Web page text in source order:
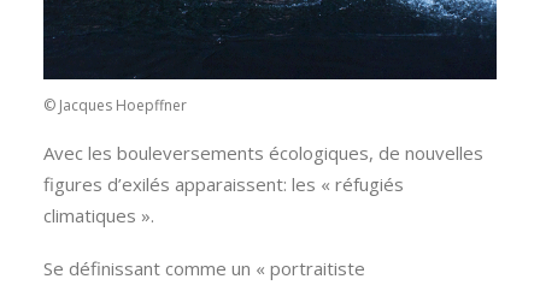
© Jacques Hoepffner
Avec les bouleversements écologiques, de nouvelles
figures d’exilés apparaissent: les « réfugiés
climatiques ».
Se définissant comme un « portraitiste